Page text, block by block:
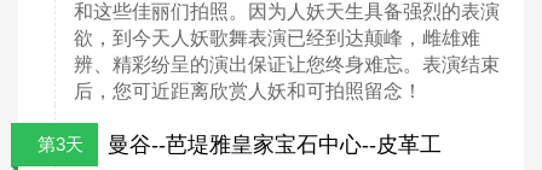
和这些佳丽们拍照。因为人妖天生具备强烈的表演
欲，到今天人妖歌舞表演已经到达颠峰，雌雄难
辨、精彩纷呈的演出保证让您终身难忘。表演结束
后，您可近距离欣赏人妖和可拍照留念！
第3天
曼谷--芭堤雅皇家宝石中心--皮革工